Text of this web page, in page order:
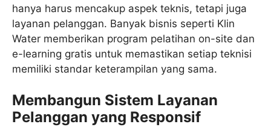
hanya harus mencakup aspek teknis, tetapi juga
layanan pelanggan. Banyak bisnis seperti Klin
Water memberikan program pelatihan on-site dan
e-learning gratis untuk memastikan setiap teknisi
memiliki standar keterampilan yang sama.
Membangun Sistem Layanan
Pelanggan yang Responsif